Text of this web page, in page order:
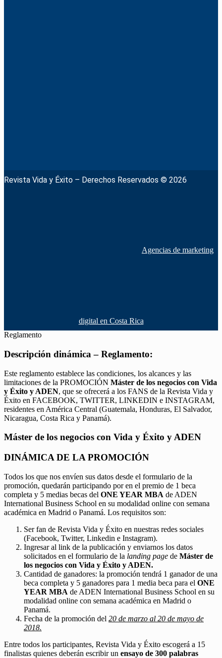
Revista Vida y Éxito – Derechos Reservados © 2026
Agencias de marketing
digital en Costa Rica
Reglamento
Descripción dinámica – Reglamento:
Este reglamento establece las condiciones, los alcances y las
limitaciones de la PROMOCIÓN Máster de los negocios con Vida
y Éxito y ADEN, que se ofrecerá a los FANS de la Revista Vida y
Éxito en FACEBOOK, TWITTER, LINKEDIN e INSTAGRAM,
residentes en América Central (Guatemala, Honduras, El Salvador,
Nicaragua, Costa Rica y Panamá).
Máster de los negocios con Vida y Éxito y ADEN
DINÁMICA DE LA PROMOCIÓN
Todos los que nos envíen sus datos desde el formulario de la
promoción, quedarán participando por en el premio de 1 beca
completa y 5 medias becas del ONE YEAR MBA de ADEN
International Business School en su modalidad online con semana
académica en Madrid o Panamá. Los requisitos son:
Ser fan de Revista Vida y Éxito en nuestras redes sociales
(Facebook, Twitter, Linkedin e Instagram).
Ingresar al link de la publicación y enviarnos los datos
solicitados en el formulario de la landing page de Máster de
los negocios con Vida y Éxito y ADEN.
Cantidad de ganadores: la promoción tendrá 1 ganador de una
beca completa y 5 ganadores para 1 media beca para el ONE
YEAR MBA de ADEN International Business School en su
modalidad online con semana académica en Madrid o
Panamá.
Fecha de la promoción del 20 de marzo al 20 de mayo de
2018.
Entre todos los participantes, Revista Vida y Éxito escogerá a 15
finalistas quienes deberán escribir un ensayo de 300 palabras